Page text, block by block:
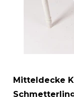
Mitteldecke